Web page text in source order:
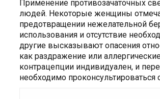
Применение противозачаточных
людей. Некоторые женщины
предотвращении нежелательной
использования и отсутствие
другие высказывают опасения
как раздражение или
контрацепции индивидуален, и
необходимо проконсультироваться